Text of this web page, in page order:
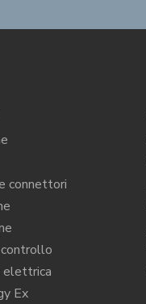
connettori
elettrica
Ex